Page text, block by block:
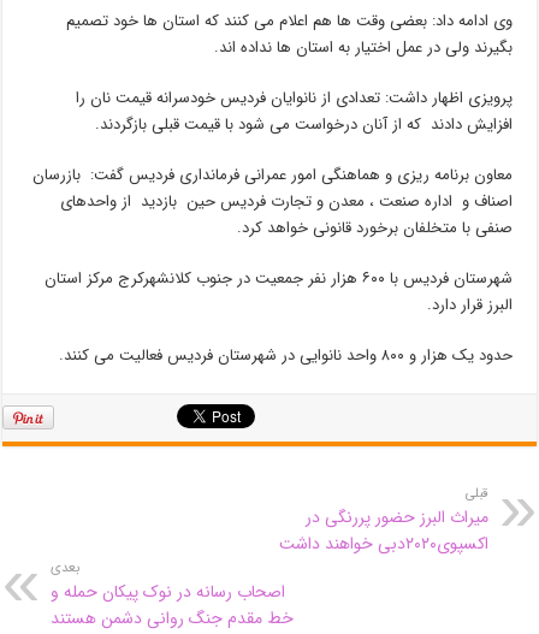
وی ادامه داد: بعضی وقت ها هم اعلام می کنند که استان ها خود تصمیم
بگیرند ولی در عمل اختیار به استان ها نداده اند.
پرویزی اظهار داشت: تعدادی از نانوایان فردیس خودسرانه قیمت نان را
افزایش دادند که از آنان درخواست می شود با قیمت قبلی بازگردند.
معاون برنامه ریزی و هماهنگی امور عمرانی فرمانداری فردیس گفت: بازرسان
اصناف و اداره صنعت ، معدن و تجارت فردیس حین بازدید از واحدهای
صنفی با متخلفان برخورد قانونی خواهد کرد.
شهرستان فردیس با ۶۰۰ هزار نفر جمعیت در جنوب کلانشهرکرج مرکز استان
البرز قرار دارد.
حدود یک هزار و ۸۰۰ واحد نانوایی در شهرستان فردیس فعالیت می کنند.
قبلی
میراث البرز حضور پررنگی در
اکسپوی۲۰۲۰دبی خواهند داشت
بعدی
اصحاب رسانه در نوک پیکان حمله و
خط مقدم جنگ روانی دشمن هستند